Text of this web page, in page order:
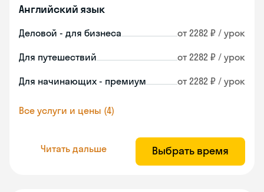
Английский язык
Деловой - для бизнеса от 2282 ₽ / урок
Для путешествий от 2282 ₽ / урок
Для начинающих - премиум от 2282 ₽ / урок
Все услуги и цены (4)
Читать дальше Выбрать время